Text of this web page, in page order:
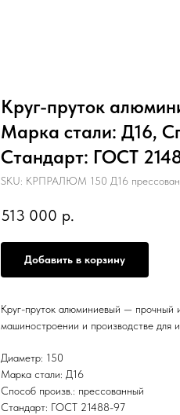
Круг-пруток
Марка стали: Д16,
Стандарт: ГОСТ
SKU: КРПРАЛЮМ 150 Д16
513 000 р.
Добавить в корзину
Круг-пруток алюминиевый — прочный
машиностроении и производстве для
Диаметр: 150
Марка стали: Д16
Способ произв.: прессованный
Стандарт: ГОСТ 21488-97